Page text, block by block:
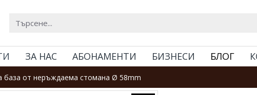
ЗА НАС АБОНАМЕНТИ БИЗНЕСИ БЛОГ
база от неръждаема стомана Ø 58mm